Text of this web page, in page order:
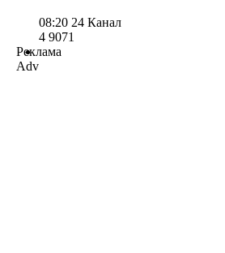
08:20 24 Канал
4 9071
Реклама
Adv